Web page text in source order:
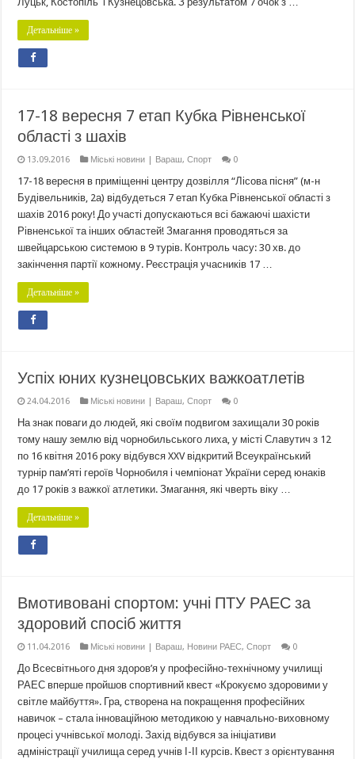
Детальніше »
17-18 вересня 7 етап Кубка Рівненської
області з шахів
13.09.2016 Міські новини | Вараш,Спорт 0
17-18 вересня в приміщенні центру дозвілля “Лісова пісня” (м-н
Будівельників, 2а) відбудеться 7 етап Кубка Рівненської області з
шахів 2016 року! До участі допускаються всі бажаючі шахісти
Рівненської та інших областей! Змагання проводяться за
швейцарською системою в 9 турів. Контроль часу: 30 хв. до
закінчення партії кожному. Реєстрація учасників 17 …
Детальніше »
Успіх юних кузнецовських важкоатлетів
24.04.2016 Міські новини | Вараш,Спорт 0
На знак поваги до людей, які своїм подвигом захищали 30 років
тому нашу землю від чорнобильського лиха, у місті Славутич з 12
по 16 квітня 2016 року відбувся XXV відкритий Всеукраїнський
турнір пам’яті героїв Чорнобиля і чемпіонат України серед юнаків
до 17 років з важкої атлетики. Змагання, які чверть віку …
Детальніше »
Вмотивовані спортом: учні ПТУ РАЕС за
здоровий спосіб життя
11.04.2016 Міські новини | Вараш, Новини РАЕС,Спорт 0
До Всесвітнього дня здоров’я у професійно-технічному училищі
РАЕС вперше пройшов спортивний квест «Крокуємо здоровими у
світле майбуття». Гра, створена на покращення професійних
навичок – стала інноваційною методикою у навчально-виховному
процесі учнівської молоді. Захід відбувся за ініціативи
адміністрації училища серед учнів І-ІІ курсів. Квест з орієнтування